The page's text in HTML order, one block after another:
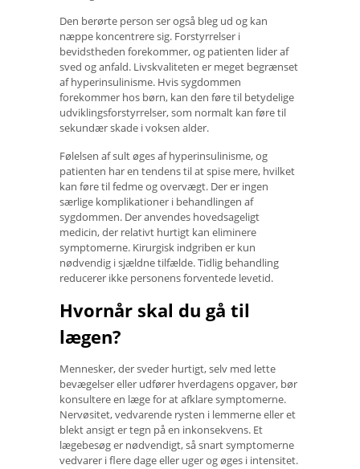
Den berørte person ser også bleg ud og kan
næppe koncentrere sig. Forstyrrelser i
bevidstheden forekommer, og patienten lider af
sved og anfald. Livskvaliteten er meget begrænset
af hyperinsulinisme. Hvis sygdommen
forekommer hos børn, kan den føre til betydelige
udviklingsforstyrrelser, som normalt kan føre til
sekundær skade i voksen alder.
Følelsen af ​​sult øges af hyperinsulinisme, og
patienten har en tendens til at spise mere, hvilket
kan føre til fedme og overvægt. Der er ingen
særlige komplikationer i behandlingen af ​​
sygdommen. Der anvendes hovedsageligt
medicin, der relativt hurtigt kan eliminere
symptomerne. Kirurgisk indgriben er kun
nødvendig i sjældne tilfælde. Tidlig behandling
reducerer ikke personens forventede levetid.
Hvornår skal du gå til
lægen?
Mennesker, der sveder hurtigt, selv med lette
bevægelser eller udfører hverdagens opgaver, bør
konsultere en læge for at afklare symptomerne.
Nervøsitet, vedvarende rysten i lemmerne eller et
blekt ansigt er tegn på en inkonsekvens. Et
lægebesøg er nødvendigt, så snart symptomerne
vedvarer i flere dage eller uger og øges i intensitet.